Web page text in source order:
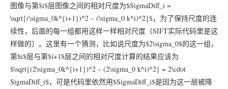
图像与第$i$层图像之间的相对尺度为$SigmaDiff_i =
\sqrt{(\sigma_0k^{i+1})^2 – (\sigma_0 k^i)^2}$，为了保持尺度的连
续性，后面的每一组都用这样一样相对尺度（SIFT实际代码里是这
样做的）。这里有一个猜测，比如说尺度为$2\sigma_0$的这一组，
第$i$层与第$i+1$层之间的相对尺度计算的结果应该为
$\sqrt{(2\sigma_0k^{i+1})^2 – (2\sigma_0 k^i)^2} = 2\cdot
SigmaDiff_i$，可是代码里依然用$SigmaDiff_i$是因为这一层被降